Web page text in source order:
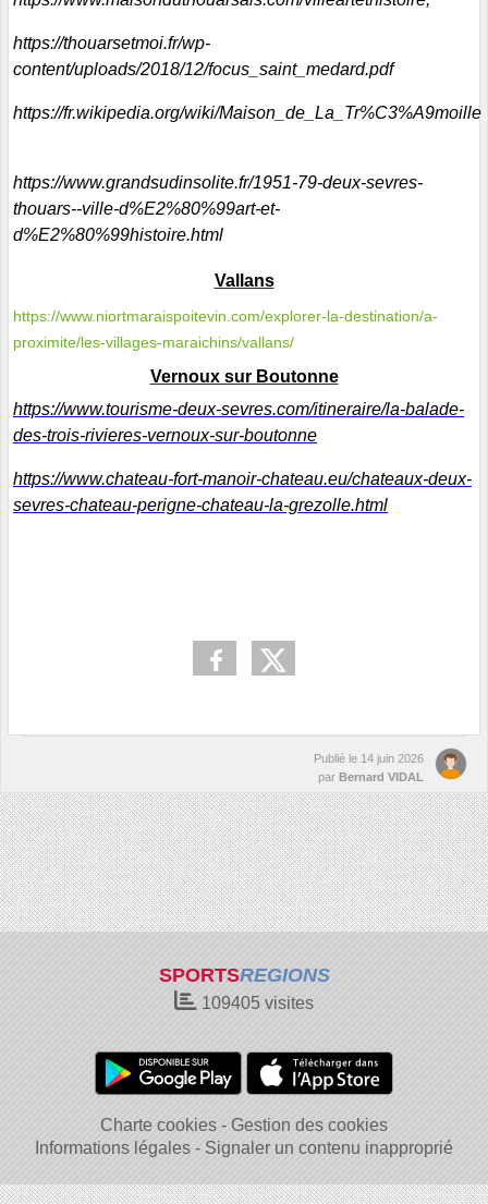
https://thouarsetmoi.fr/wp-
content/uploads/2018/12/focus_saint_medard.pdf
https://fr.wikipedia.org/wiki/Maison_de_La_Tr%C3%A9moille
https://www.grandsudinsolite.fr/1951-79-deux-sevres-
thouars--ville-d%E2%80%99art-et-
d%E2%80%99histoire.html
Vallans
https://www.niortmaraispoitevin.com/explorer-la-destination/a-
proximite/les-villages-maraichins/vallans/
Vernoux sur Boutonne
https://www.tourisme-deux-sevres.com/itineraire/la-balade-
des-trois-rivieres-vernoux-sur-boutonne
https://www.chateau-fort-manoir-chateau.eu/chateaux-deux-
sevres-chateau-perigne-chateau-la-grezolle.html
Publié le 14 juin 2026
par Bernard VIDAL
SPORTSREGIONS
109405 visites
Charte cookies
Gestion des cookies
Informations légales
Signaler un contenu inapproprié